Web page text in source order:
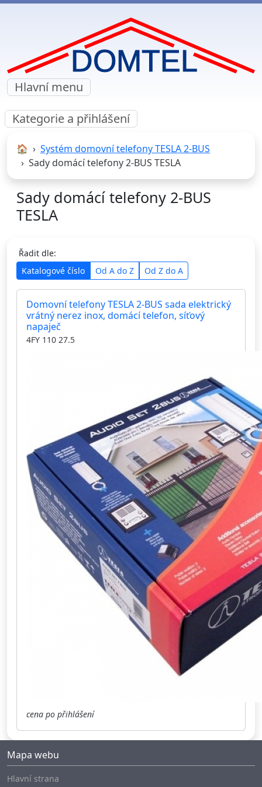
Hlavní menu
Kategorie a přihlášení
🏠︎
Systém domovní telefony TESLA 2-BUS
Sady domácí telefony 2-BUS TESLA
Sady domácí telefony 2-BUS
TESLA
Řadit dle:
Katalogové číslo
Od A do Z Od Z do A
Domovní telefony TESLA 2-BUS sada elektrický
vrátný nerez inox, domácí telefon, síťový
napaječ
4FY 110 27.5
cena po přihlášení
Mapa webu
Hlavní strana